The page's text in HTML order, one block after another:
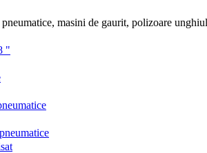
masini de gaurit, polizoare
"